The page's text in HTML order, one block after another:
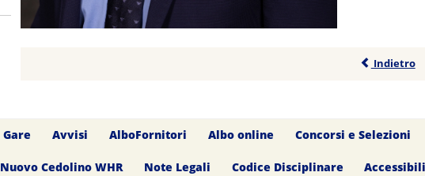
Indietro
Gare Avvisi AlboFornitori Albo online Concorsi e Selezioni
Nuovo Cedolino WHR Note Legali Codice Disciplinare